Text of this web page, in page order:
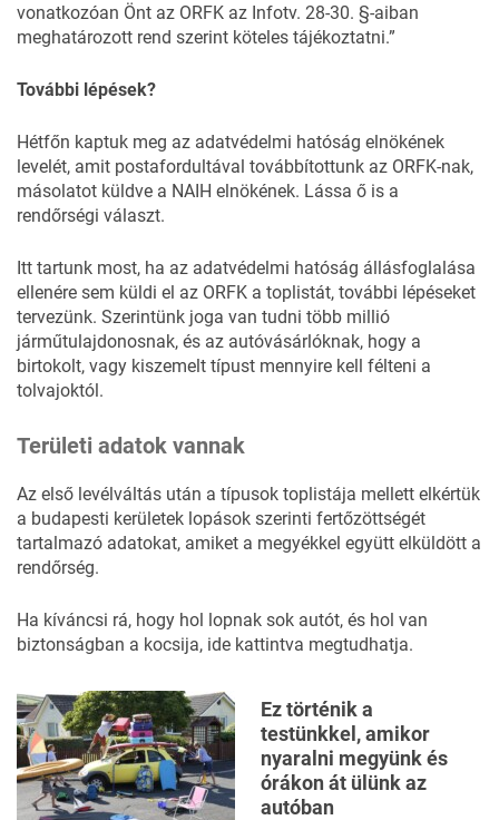
vonatkozóan Önt az ORFK az Infotv. 28-30. §-aiban
meghatározott rend szerint köteles tájékoztatni.”
További lépések?
Hétfőn kaptuk meg az adatvédelmi hatóság elnökének
levelét, amit postafordultával továbbítottunk az ORFK-nak,
másolatot küldve a NAIH elnökének. Lássa ő is a
rendőrségi választ.
Itt tartunk most, ha az adatvédelmi hatóság állásfoglalása
ellenére sem küldi el az ORFK a toplistát, további lépéseket
tervezünk. Szerintünk joga van tudni több millió
járműtulajdonosnak, és az autóvásárlóknak, hogy a
birtokolt, vagy kiszemelt típust mennyire kell félteni a
tolvajoktól.
Területi adatok vannak
Az első levélváltás után a típusok toplistája mellett elkértük
a budapesti kerületek lopások szerinti fertőzöttségét
tartalmazó adatokat, amiket a megyékkel együtt elküldött a
rendőrség.
Ha kíváncsi rá, hogy hol lopnak sok autót, és hol van
biztonságban a kocsija, ide kattintva megtudhatja.
Ez történik a
testünkkel, amikor
nyaralni megyünk és
órákon át ülünk az
autóban